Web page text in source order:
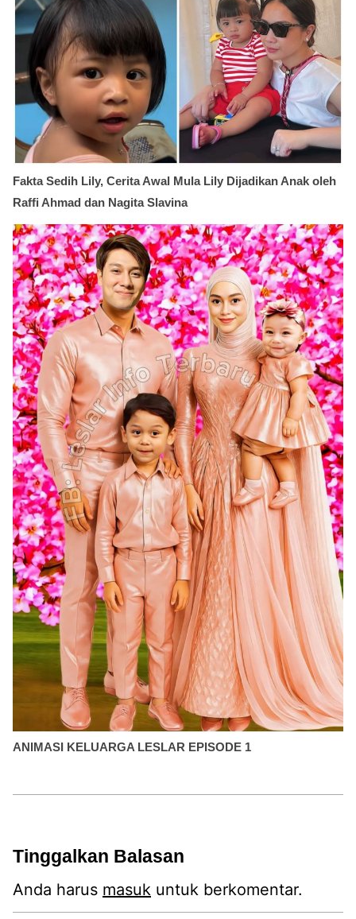
Fakta Sedih Lily, Cerita Awal Mula Lily Dijadikan Anak oleh
Raffi Ahmad dan Nagita Slavina
ANIMASI KELUARGA LESLAR EPISODE 1
Tinggalkan Balasan
Anda harus masuk untuk berkomentar.